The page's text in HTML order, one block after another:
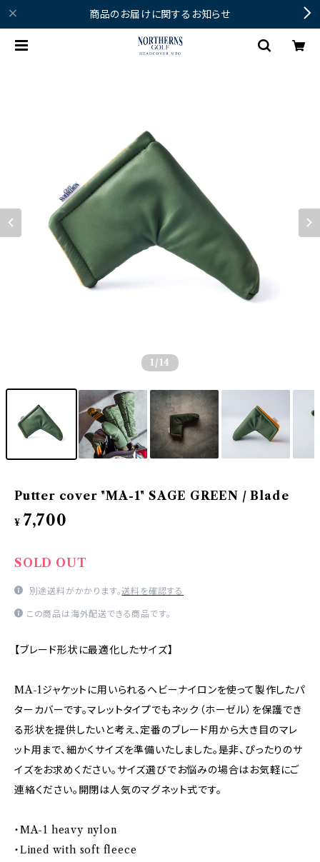
商品のお届けに関するお知らせ
1 /14
Putter cover "MA-1" SAGE GREEN / Blade
¥ 7,700
SOLD OUT
別途送料がかかります。送料を確認する
この商品は海外配送できる商品です。
【ブレード形状に最適化したサイズ】
MA-1ジャケットに用いられるヘビーナイロンを使って製作したパ
ターカバーです。マレットタイプでもネック（ホーゼル）を保護でき
る形状を提供したいと考え、定番のブレード用から大き目のマレ
ット用まで、細かくサイズを準備いたしました。是非、ぴったりのサ
イズをお求めください。サイズ選びでお悩みの場合はお気軽にご
連絡ください。開閉は人気のマグネット式です。
・MA-1 heavy nylon
・Lined with soft fleece